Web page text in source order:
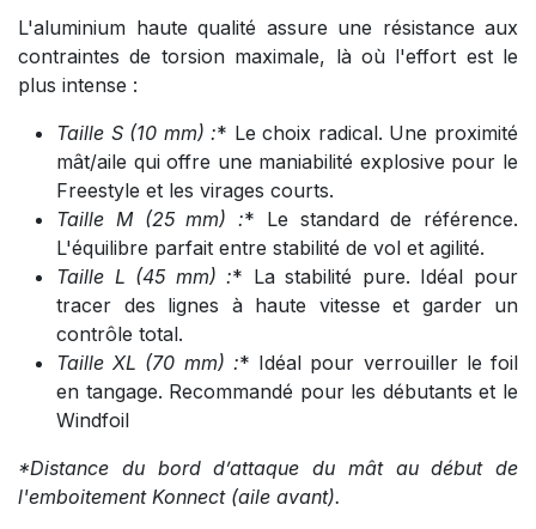
L'aluminium haute qualité assure une résistance aux
contraintes de torsion maximale, là où l'effort est le
plus intense :
Taille S (10 mm) :* Le choix radical. Une proximité
mât/aile qui offre une maniabilité explosive pour le
Freestyle et les virages courts.
Taille M (25 mm) :* Le standard de référence.
L'équilibre parfait entre stabilité de vol et agilité.
Taille L (45 mm) :* La stabilité pure. Idéal pour
tracer des lignes à haute vitesse et garder un
contrôle total.
Taille XL (70 mm) :* Idéal pour verrouiller le foil
en tangage. Recommandé pour les débutants et le
Windfoil
*Distance du bord d’attaque du mât au début de
l'emboitement Konnect (aile avant).